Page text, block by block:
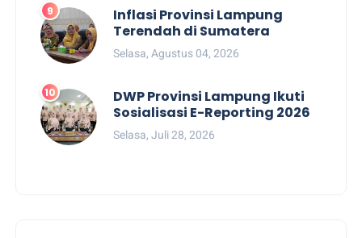
Inflasi Provinsi Lampung
Terendah di Sumatera
Selasa, Agustus 04, 2026
DWP Provinsi Lampung Ikuti
Sosialisasi E-Reporting 2026
Selasa, Juli 28, 2026